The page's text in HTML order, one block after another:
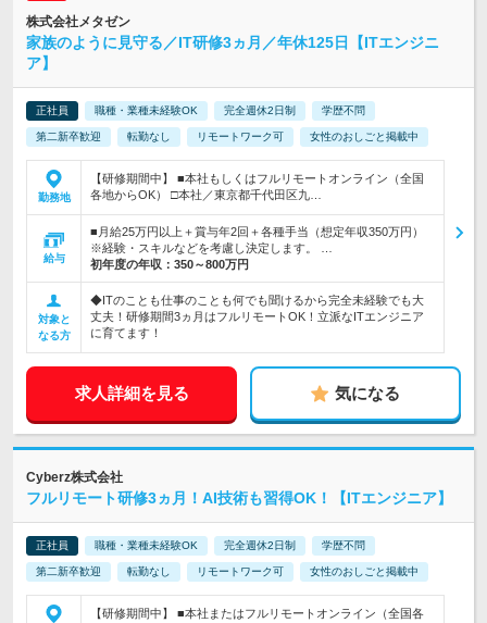
株式会社メタゼン
家族のように見守る／IT研修3ヵ月／年休125日【ITエンジニ
ア】
正社員 職種・業種未経験OK 完全週休2日制 学歴不問
第二新卒歓迎 転勤なし リモートワーク可 女性のおしごと掲載中
勤務地
【研修期間中】 ■本社もしくはフルリモートオンライン（全国
各地からOK） □本社／東京都千代田区九…
給与
■月給25万円以上＋賞与年2回＋各種手当（想定年収350万円）
※経験・スキルなどを考慮し決定します。 …
初年度の年収： 350～800万円
対象と
なる方
◆ITのことも仕事のことも何でも聞けるから完全未経験でも大
丈夫！研修期間3ヵ月はフルリモートOK！立派なITエンジニア
に育てます！
求人詳細を見る 気になる
Cyberz株式会社
フルリモート研修3ヵ月！AI技術も習得OK！【ITエンジニア】
正社員 職種・業種未経験OK 完全週休2日制 学歴不問
第二新卒歓迎 転勤なし リモートワーク可 女性のおしごと掲載中
【研修期間中】 ■本社またはフルリモートオンライン（全国各